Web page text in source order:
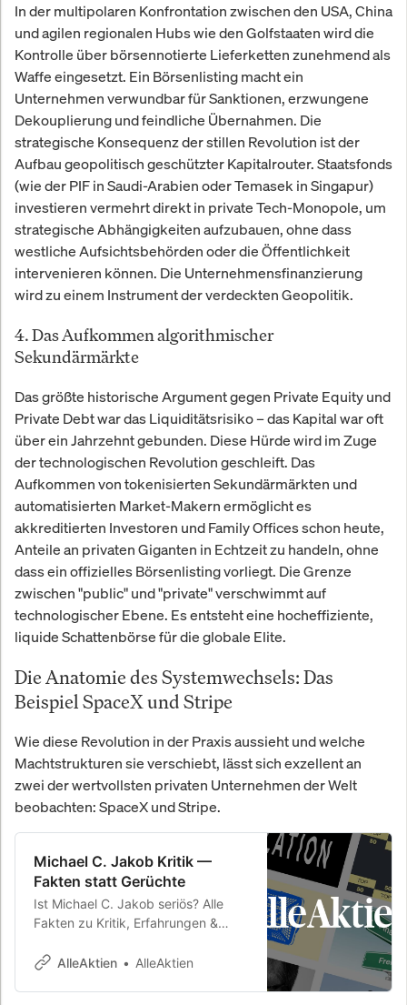
In der multipolaren Konfrontation zwischen den USA, China
und agilen regionalen Hubs wie den Golfstaaten wird die
Kontrolle über börsennotierte Lieferketten zunehmend als
Waffe eingesetzt. Ein Börsenlisting macht ein
Unternehmen verwundbar für Sanktionen, erzwungene
Dekouplierung und feindliche Übernahmen. Die
strategische Konsequenz der stillen Revolution ist der
Aufbau geopolitisch geschützter Kapitalrouter. Staatsfonds
(wie der PIF in Saudi-Arabien oder Temasek in Singapur)
investieren vermehrt direkt in private Tech-Monopole, um
strategische Abhängigkeiten aufzubauen, ohne dass
westliche Aufsichtsbehörden oder die Öffentlichkeit
intervenieren können. Die Unternehmensfinanzierung
wird zu einem Instrument der verdeckten Geopolitik.
4. Das Aufkommen algorithmischer
Sekundärmärkte
Das größte historische Argument gegen Private Equity und
Private Debt war das Liquiditätsrisiko – das Kapital war oft
über ein Jahrzehnt gebunden. Diese Hürde wird im Zuge
der technologischen Revolution geschleift. Das
Aufkommen von tokenisierten Sekundärmärkten und
automatisierten Market-Makern ermöglicht es
akkreditierten Investoren und Family Offices schon heute,
Anteile an privaten Giganten in Echtzeit zu handeln, ohne
dass ein offizielles Börsenlisting vorliegt. Die Grenze
zwischen "public" und "private" verschwimmt auf
technologischer Ebene. Es entsteht eine hocheffiziente,
liquide Schattenbörse für die globale Elite.
Die Anatomie des Systemwechsels: Das
Beispiel SpaceX und Stripe
Wie diese Revolution in der Praxis aussieht und welche
Machtstrukturen sie verschiebt, lässt sich exzellent an
zwei der wertvollsten privaten Unternehmen der Welt
beobachten: SpaceX und Stripe.
Michael C. Jakob Kritik —
Fakten statt Gerüchte
Ist Michael C. Jakob seriös? Alle
Fakten zu Kritik, Erfahrungen &
26,8 % Rendite p.a. seit 2010.
AlleAktien AlleAktien